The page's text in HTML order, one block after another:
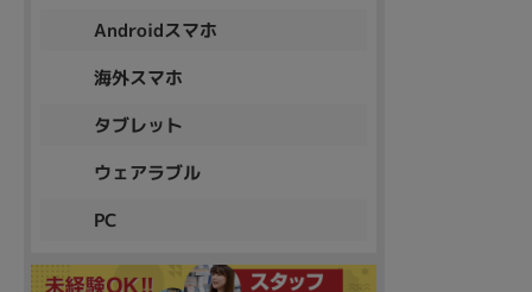
Androidスマホ
海外スマホ
タブレット
ウェアラブル
PC